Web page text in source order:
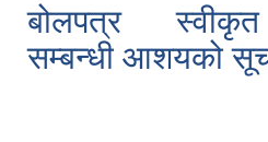
बोलपत्र
सम्बन्धी आशयको